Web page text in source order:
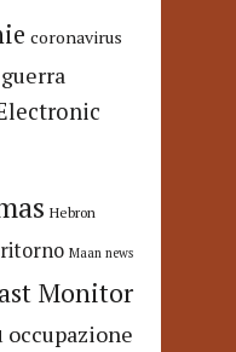
coronavirus
Hebron
Maan news
Monitor
occupazione